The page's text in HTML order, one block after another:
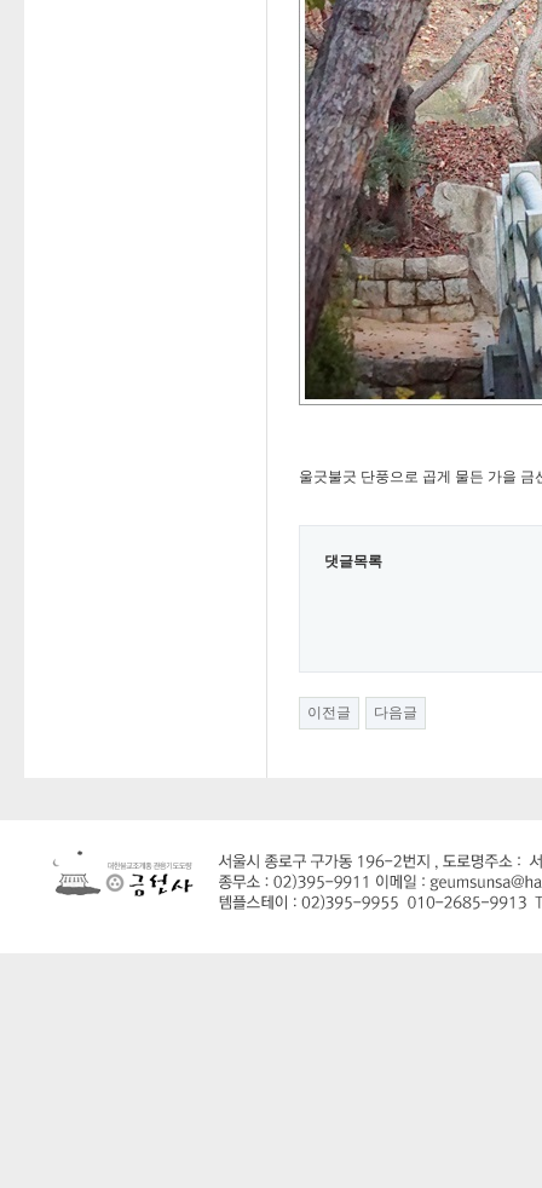
울긋불긋 단풍으로 곱게 물든 가을 금
댓글목록
이전글 다음글